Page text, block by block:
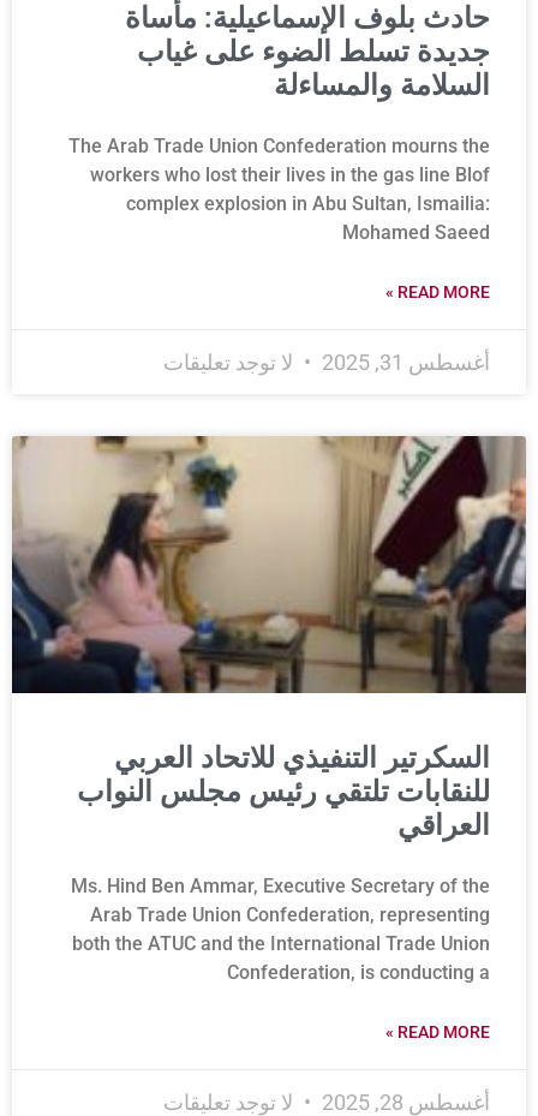
حادث بلوف الإسماعيلية: مأساة
جديدة تسلط الضوء على غياب
السلامة والمساءلة
The Arab Trade Union Confederation mourns the
workers who lost their lives in the gas line Blof
complex explosion in Abu Sultan, Ismailia:
Mohamed Saeed
READ MORE »
أغسطس 31, 2025 لا توجد تعليقات
السكرتير التنفيذي للاتحاد العربي
للنقابات تلتقي رئيس مجلس النواب
العراقي
Ms. Hind Ben Ammar, Executive Secretary of the
Arab Trade Union Confederation, representing
both the ATUC and the International Trade Union
Confederation, is conducting a
READ MORE »
أغسطس 28, 2025 لا توجد تعليقات